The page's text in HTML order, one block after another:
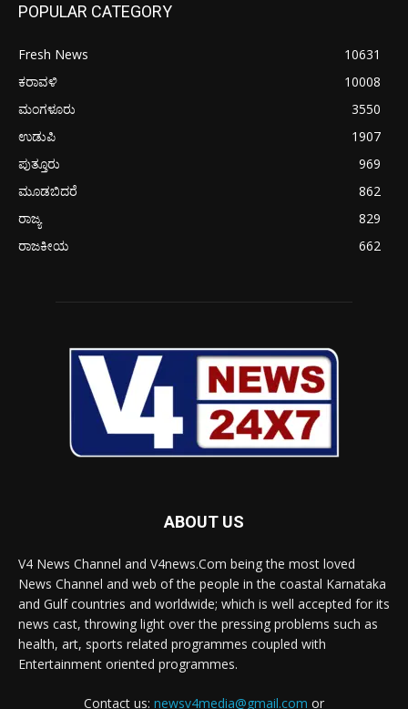
POPULAR CATEGORY
Fresh News
10631
ಕರಾವಳಿ
10008
ಮಂಗಳೂರು
3550
ಉಡುಪಿ
1907
ಪುತ್ತೂರು
969
ಮೂಡಬಿದರೆ
862
ರಾಜ್ಯ
829
ರಾಜಕೀಯ
662
ABOUT US
V4 News Channel and V4news.Com being the most loved
News Channel and web of the people in the coastal Karnataka
and Gulf countries and worldwide; which is well accepted for its
news cast, throwing light over the pressing problems such as
health, art, sports related programmes coupled with
Entertainment oriented programmes.
Contact us: newsv4media@gmail.com or